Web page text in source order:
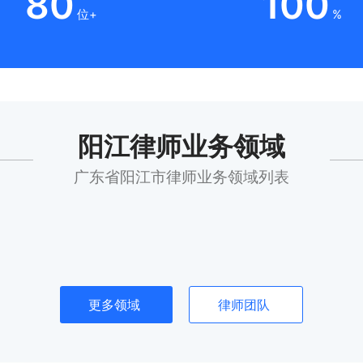
位+ %
阳江律师业务领域
广东省阳江市律师业务领域列表
更多领域 律师团队